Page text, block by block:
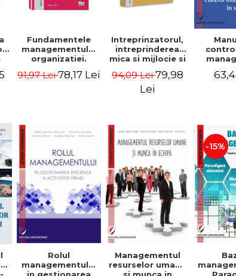
Fundamentele
managementului
organizatiei.
Eugen Burdus,
91,97 Lei78,17 Lei
Intreprinzatorul,
intreprinderea
mica si mijlocie si
intreprenorial -
Ovidiu Nicolescu,
94,09 Lei79,98
Lei
Rolul
managementului
Managementul
resurselor umane
-15%